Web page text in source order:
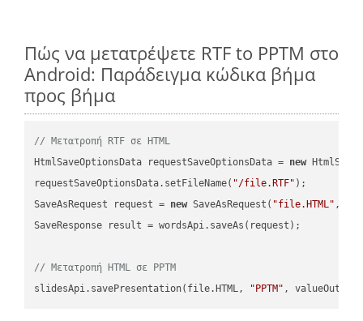
Πώς να μετατρέψετε RTF to PPTM στο
Android: Παράδειγμα κώδικα βήμα
προς βήμα
// Μετατροπή RTF σε HTML
HtmlSaveOptionsData requestSaveOptionsData = new
requestSaveOptionsData.setFileName( "/file.RTF" );
SaveAsRequest request = new SaveAsRequest( "file.HTML"
SaveResponse result = wordsApi.saveAs(request);
// Μετατροπή HTML σε PPTM
slidesApi.savePresentation(file.HTML,
"PPTM"